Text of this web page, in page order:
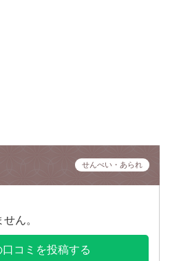
せんべい・あられ
ん。
口コミを投稿する